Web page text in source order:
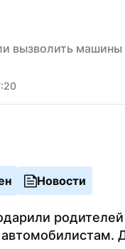
вызволить машины
Новости